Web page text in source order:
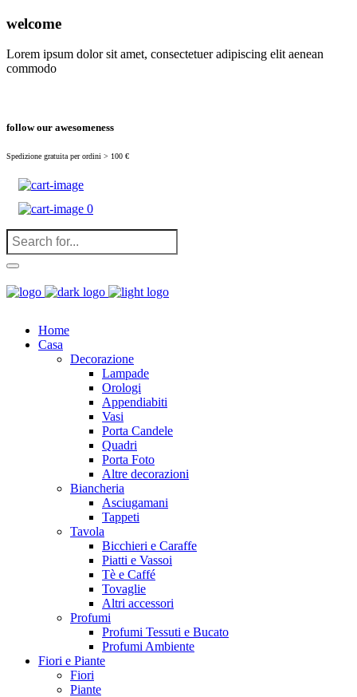
welcome
Lorem ipsum dolor sit amet, consectetuer adipiscing elit aenean
commodo
follow our awesomeness
Spedizione gratuita per ordini > 100 €
0
Home
Casa
Decorazione
Lampade
Orologi
Appendiabiti
Vasi
Porta Candele
Quadri
Porta Foto
Altre decorazioni
Biancheria
Asciugamani
Tappeti
Tavola
Bicchieri e Caraffe
Piatti e Vassoi
Tè e Caffé
Tovaglie
Altri accessori
Profumi
Profumi Tessuti e Bucato
Profumi Ambiente
Fiori e Piante
Fiori
Piante